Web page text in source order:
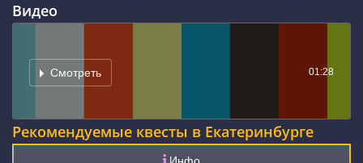
Видео
Смотреть 01:28
Рекомендуемые квесты в Екатеринбурге